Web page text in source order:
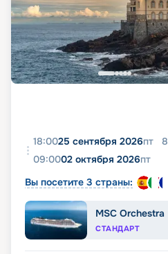
18:0025 сентября 2026пт 8
09:0002 октября 2026пт
Вы посетите 3 страны:
MSC Orchestra
СТАНДАРТ